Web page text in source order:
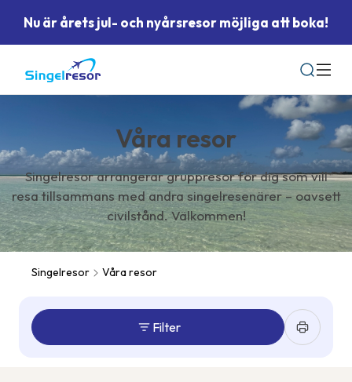
Nu är årets jul- och nyårsresor möjliga att boka!
Sök
Våra resor
Singelresor arrangerar gruppresor för dig som vill
resa tillsammans med andra singelresenärer – oavsett
civilstånd. Välkommen!
Singelresor Våra resor
Filter